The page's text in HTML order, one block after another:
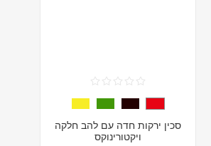
סכין ירקות חדה עם להב חלקה
ויקטורינוקס